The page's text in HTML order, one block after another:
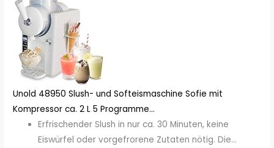
Unold 48950 Slush- und Softeismaschine Sofie mit
Kompressor ca. 2 L 5 Programme...
Erfrischender Slush in nur ca. 30 Minuten, keine
Eiswürfel oder vorgefrorene Zutaten nötig. Die...